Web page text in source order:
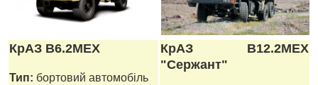
КрАЗ В6.2МЕХ
Тип: бортовий автомобіль
КрАЗ В12.2МЕХ
"Сержант"